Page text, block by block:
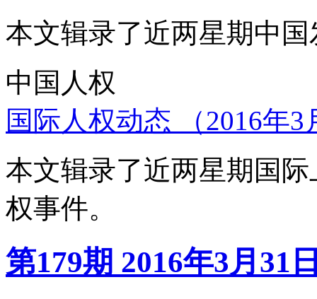
本文辑录了近两星期中
中国人权
国际人权动态 （2016年
本文辑录了近两星期国
权事件。
第179期 2016年3月31